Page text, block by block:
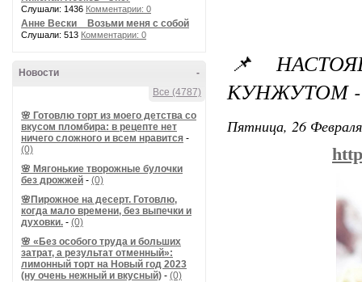
Слушали: 1436 Комментарии: 0
Анне Вески _ Возьми меня с собой
Слушали: 513 Комментарии: 0
-
Новости
Все (4787)
🌸 Готовлю торт из моего детства со
вкусом пломбира: в рецепте нет
ничего сложного и всем нравится -
(0)
🌸 Мягонькие творожные булочки
без дрожжей - (0)
🌸Пирожное на десерт. Готовлю,
когда мало времени, без выпечки и
духовки. - (0)
🌸 «Без особого труда и больших
затрат, а результат отменный»:
лимонный торт на Новый год 2023
(ну очень нежный и вкусный) - (0)
📌
КУНЖУТОМ
Пятница, 26